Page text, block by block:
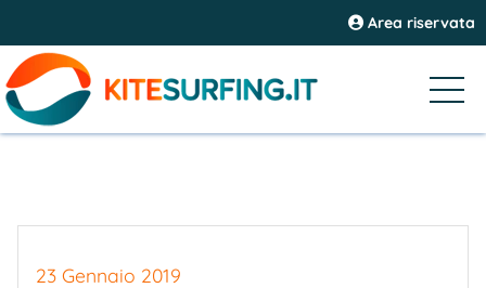
Area riservata
23 Gennaio 2019